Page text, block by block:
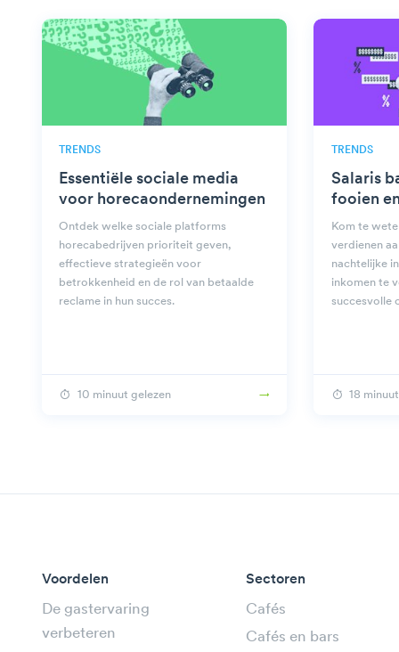
TRENDS
Essentiële sociale media
voor horecaondernemingen
Ontdek welke sociale platforms
horecabedrijven prioriteit geven,
effectieve strategieën voor
betrokkenheid en de rol van betaalde
reclame in hun succes.
10 minuut gelezen
TRENDS
Salaris
fooien
Kom te
verdienen
nachtelijke
inkomen te
succesvolle
18
Voordelen
De gastervaring
verbeteren
Sectoren
Cafés
Cafés en bars